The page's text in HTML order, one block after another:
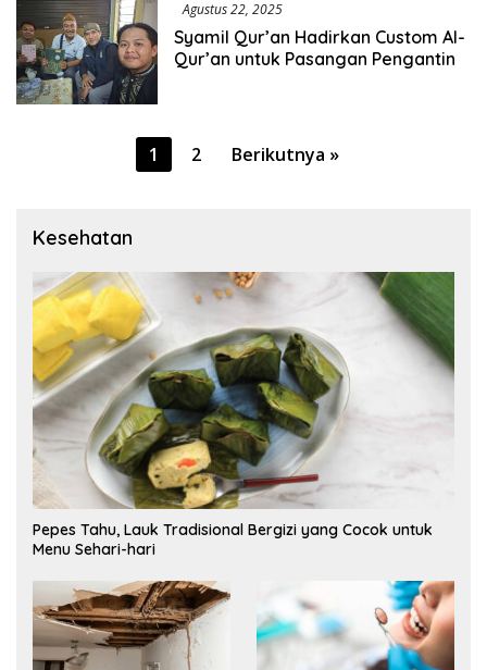
Agustus 22, 2025
Syamil Qur’an Hadirkan Custom Al-
Qur’an untuk Pasangan Pengantin
1 2 Berikutnya »
Kesehatan
Pepes Tahu, Lauk Tradisional Bergizi yang Cocok untuk
Menu Sehari-hari